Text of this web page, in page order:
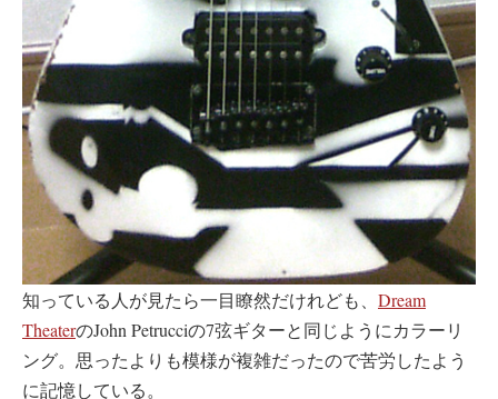
知っている人が見たら一目瞭然だけれども、 Dream
TheaterのJohn Petrucciの7弦ギターと同じようにカラーリ
ング。思ったよりも模様が複雑だったので苦労したよう
に記憶している。